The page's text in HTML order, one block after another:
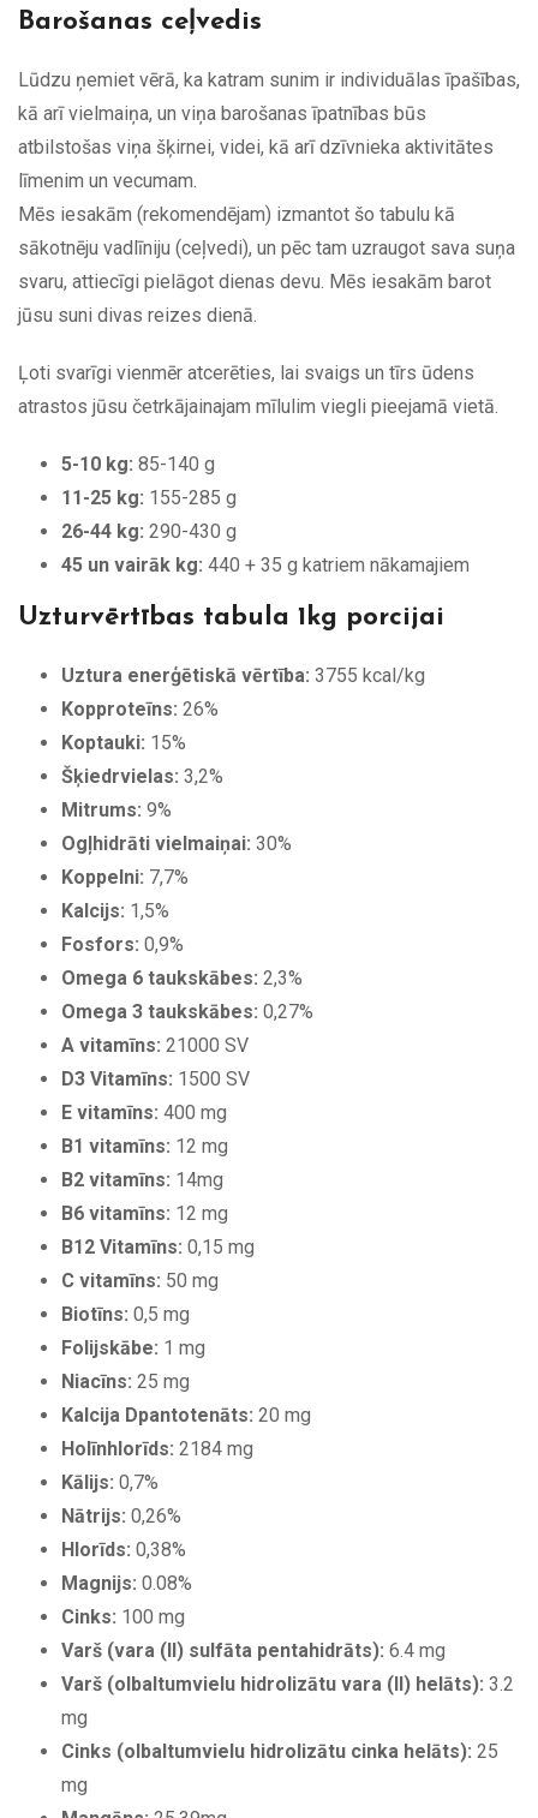
Barošanas ceļvedis
Lūdzu ņemiet vērā, ka katram sunim ir individuālas īpašības,
kā arī vielmaiņa, un viņa barošanas īpatnības būs
atbilstošas viņa šķirnei, videi, kā arī dzīvnieka aktivitātes
līmenim un vecumam.
Mēs iesakām (rekomendējam) izmantot šo tabulu kā
sākotnēju vadlīniju (ceļvedi), un pēc tam uzraugot sava suņa
svaru, attiecīgi pielāgot dienas devu. Mēs iesakām barot
jūsu suni divas reizes dienā.
Ļoti svarīgi vienmēr atcerēties, lai svaigs un tīrs ūdens
atrastos jūsu četrkājainajam mīlulim viegli pieejamā vietā.
5-10 kg: 85-140 g
11-25 kg: 155-285 g
26-44 kg: 290-430 g
45 un vairāk kg: 440 + 35 g katriem nākamajiem
Uzturvērtības tabula 1kg porcijai
Uztura enerģētiskā vērtība: 3755 kcal/kg
Kopproteīns: 26%
Koptauki: 15%
Šķiedrvielas: 3,2%
Mitrums: 9%
Ogļhidrāti vielmaiņai: 30%
Koppelni: 7,7%
Kalcijs: 1,5%
Fosfors: 0,9%
Omega 6 taukskābes: 2,3%
Omega 3 taukskābes: 0,27%
A vitamīns: 21000 SV
D3 Vitamīns: 1500 SV
E vitamīns: 400 mg
B1 vitamīns: 12 mg
B2 vitamīns: 14mg
B6 vitamīns: 12 mg
B12 Vitamīns: 0,15 mg
C vitamīns: 50 mg
Biotīns: 0,5 mg
Folijskābe: 1 mg
Niacīns: 25 mg
Kalcija Dpantotenāts: 20 mg
Holīnhlorīds: 2184 mg
Kālijs: 0,7%
Nātrijs: 0,26%
Hlorīds: 0,38%
Magnijs: 0.08%
Cinks: 100 mg
Varš (vara (II) sulfāta pentahidrāts): 6.4 mg
Varš (olbaltumvielu hidrolizātu vara (II) helāts): 3.2
mg
Cinks (olbaltumvielu hidrolizātu cinka helāts): 25
mg